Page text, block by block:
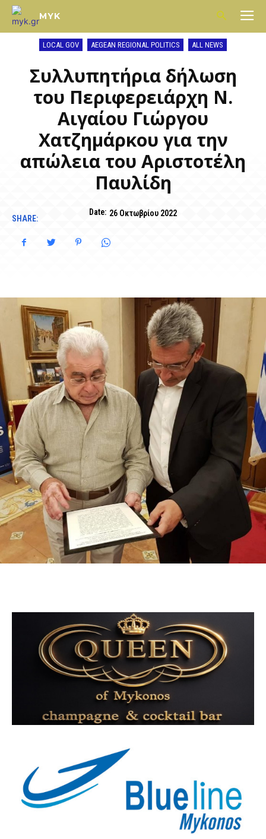
MYK
LOCAL GOV AEGEAN REGIONAL POLITICS ALL NEWS
Συλλυπητήρια δήλωση
του Περιφερειάρχη Ν.
Αιγαίου Γιώργου
Χατζημάρκου για την
απώλεια του Αριστοτέλη
Παυλίδη
Date: 26 Οκτωβρίου 2022
SHARE: